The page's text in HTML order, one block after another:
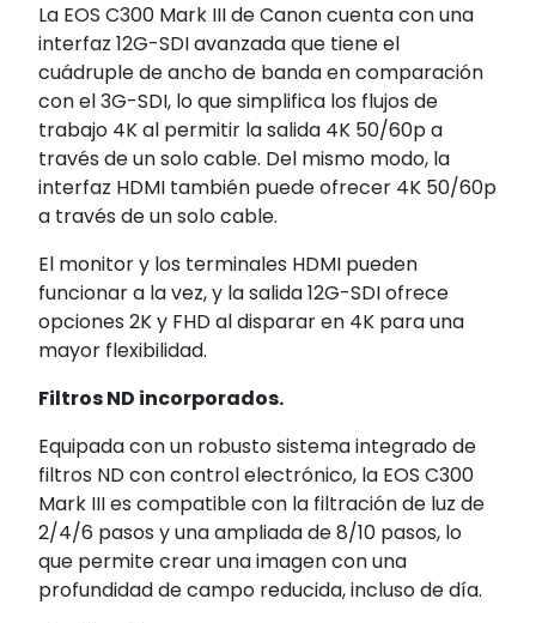
La EOS C300 Mark III de Canon cuenta con una
interfaz 12G-SDI avanzada que tiene el
cuádruple de ancho de banda en comparación
con el 3G-SDI, lo que simplifica los flujos de
trabajo 4K al permitir la salida 4K 50/60p a
través de un solo cable. Del mismo modo, la
interfaz HDMI también puede ofrecer 4K 50/60p
a través de un solo cable.
El monitor y los terminales HDMI pueden
funcionar a la vez, y la salida 12G-SDI ofrece
opciones 2K y FHD al disparar en 4K para una
mayor flexibilidad.
Filtros ND incorporados.
Equipada con un robusto sistema integrado de
filtros ND con control electrónico, la EOS C300
Mark III es compatible con la filtración de luz de
2/4/6 pasos y una ampliada de 8/10 pasos, lo
que permite crear una imagen con una
profundidad de campo reducida, incluso de día.